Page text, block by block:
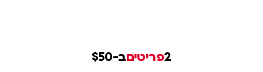
2פריטיםב-$50